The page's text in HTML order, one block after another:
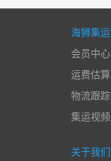
海狮集运
会员中心
运费估算
物流跟踪
集运视频
关于我们